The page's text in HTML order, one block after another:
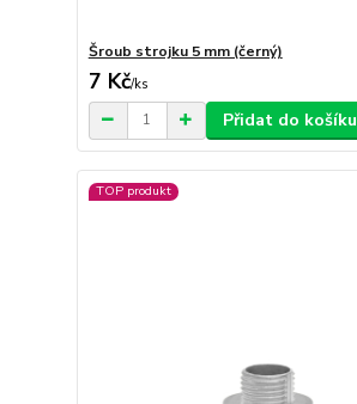
Šroub strojku 5 mm (černý)
7 Kč/ks
Přidat do košíku
TOP produkt